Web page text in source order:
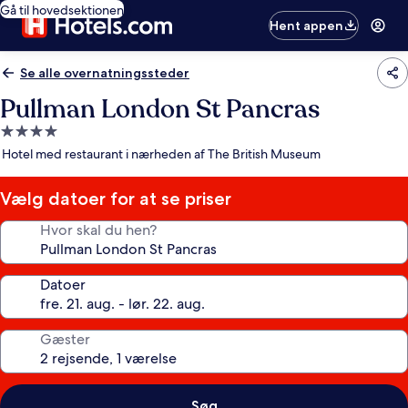
Gå til hovedsektionen
Hent appen
Se alle overnatningssteder
Pullman London St Pancras
4.0-
stjernet
Hotel med restaurant i nærheden af The British Museum
Vælg datoer for at se priser
Hvor skal du hen?
Datoer
Gæster